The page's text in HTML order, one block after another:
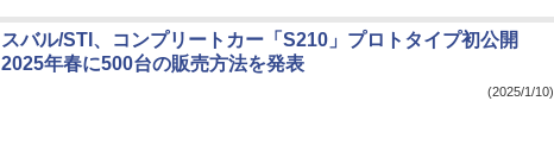
スバル/STI、コンプリートカー「S210」プロトタイプ初公開
2025年春に500台の販売方法を発表
(2025/1/10)